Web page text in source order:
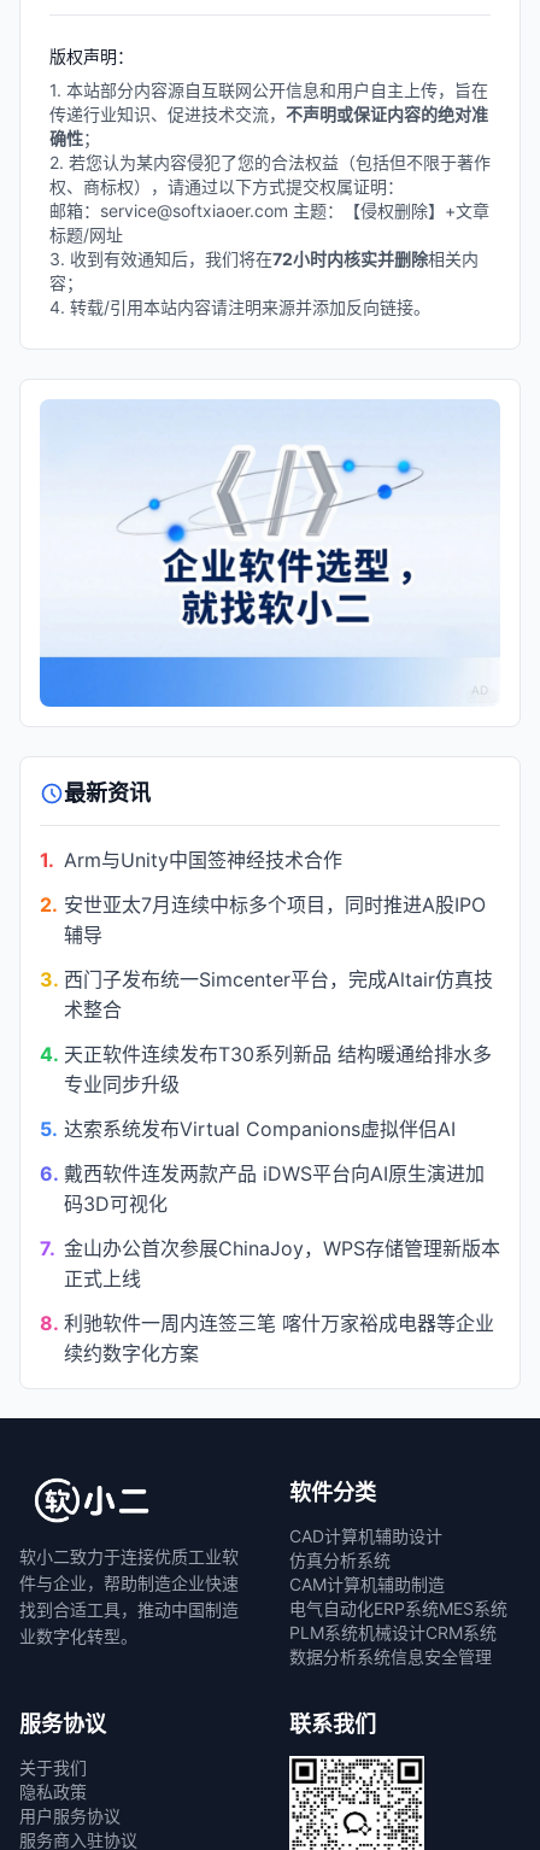
版权声明：
1. 本站部分内容源自互联网公开信息和用户自主上传，旨在
传递行业知识、促进技术交流， 不声明或保证内容的绝对准
确性；
2. 若您认为某内容侵犯了您的合法权益（包括但不限于著作
权、商标权），请通过以下方式提交权属证明：
邮箱：service@softxiaoer.com 主题：【侵权删除】+文章
标题/网址
3. 收到有效通知后，我们将在72小时内核实并删除相关内
容；
4. 转载/引用本站内容请注明来源并添加反向链接。
AD
最新资讯
1. Arm与Unity中国签神经技术合作
2. 安世亚太7月连续中标多个项目，同时推进A股IPO
辅导
3. 西门子发布统一Simcenter平台，完成Altair仿真技
术整合
4. 天正软件连续发布T30系列新品 结构暖通给排水多
专业同步升级
5. 达索系统发布Virtual Companions虚拟伴侣AI
6. 戴西软件连发两款产品 iDWS平台向AI原生演进加
码3D可视化
7. 金山办公首次参展ChinaJoy，WPS存储管理新版本
正式上线
8. 利驰软件一周内连签三笔 喀什万家裕成电器等企业
续约数字化方案
软小二致力于连接优质工业软
件与企业，帮助制造企业快速
找到合适工具，推动中国制造
业数字化转型。
软件分类
CAD计算机辅助设计
仿真分析系统
CAM计算机辅助制造
电气自动化ERP系统MES系统
PLM系统机械设计CRM系统
数据分析系统信息安全管理
服务协议
关于我们
隐私政策
用户服务协议
服务商入驻协议
联系我们